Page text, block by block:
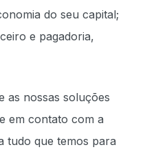
do seu capital;
e pagadoria,
as nossas soluções
em contato com a
tudo que temos para